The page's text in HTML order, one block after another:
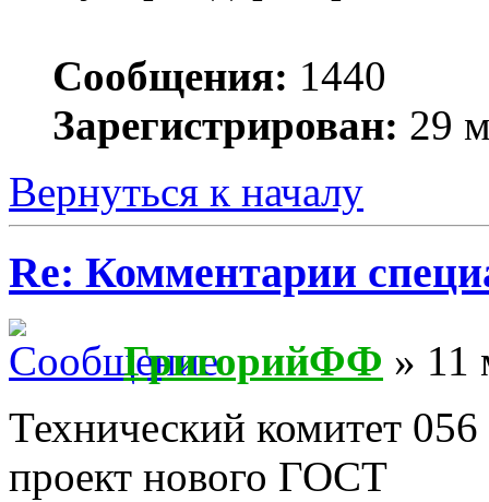
Сообщения: 1440
Зарегистрирован: 29
Вернуться к началу
Re: Комментарии
ГригорийФФ » 11
Технический комитет 056
проект нового ГОСТ